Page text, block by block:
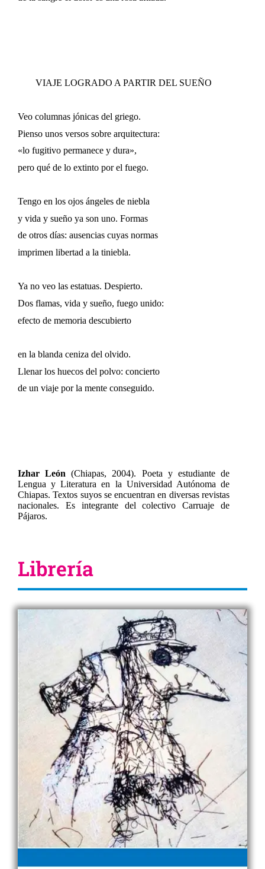
VIAJE LOGRADO A PARTIR DEL SUEÑO
Veo columnas jónicas del griego.
Pienso unos versos sobre arquitectura:
«lo fugitivo permanece y dura»,
pero qué de lo extinto por el fuego.
Tengo en los ojos ángeles de niebla
y vida y sueño ya son uno. Formas
de otros días: ausencias cuyas normas
imprimen libertad a la tiniebla.
Ya no veo las estatuas. Despierto.
Dos flamas, vida y sueño, fuego unido:
efecto de memoria descubierto
en la blanda ceniza del olvido.
Llenar los huecos del polvo: concierto
de un viaje por la mente conseguido.
Izhar León ​​ (Chiapas, 2004).​​ Poeta y estudiante de
Lengua y Literatura en la Universidad Autónoma de
Chiapas. Textos suyos se encuentran en diversas revistas
nacionales. Es integrante del colectivo Carruaje de
Pájaros.
Librería